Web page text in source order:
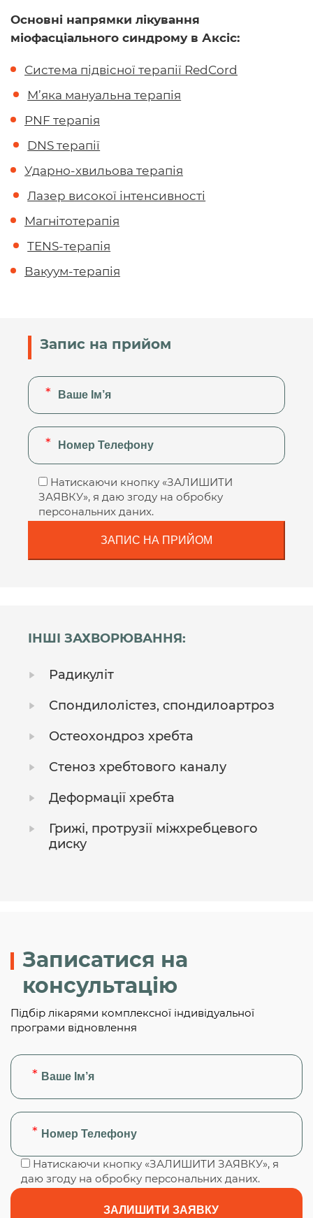
Основні напрямки лікування
міофасціального синдрому в Аксіс:
Система підвісної терапії RedCord
М’яка мануальна терапія
PNF терапія
DNS терапії
Ударно-хвильова терапія
Лазер високої інтенсивності
Магнітотерапія
TENS-терапія
Вакуум-терапія
Запис на прийом
Натискаючи кнопку «ЗАЛИШИТИ
ЗАЯВКУ», я даю згоду на обробку
персональних даних.
ІНШІ ЗАХВОРЮВАННЯ:
Радикуліт
Спондилолістез, спондилоартроз
Остеохондроз хребта
Стеноз хребтового каналу
Деформації хребта
Грижі, протрузії міжхребцевого
диску
Записатися на
консультацію
Підбір лікарями комплексної індивідуальної
програми відновлення
Натискаючи кнопку «ЗАЛИШИТИ ЗАЯВКУ», я
даю згоду на обробку персональних даних.